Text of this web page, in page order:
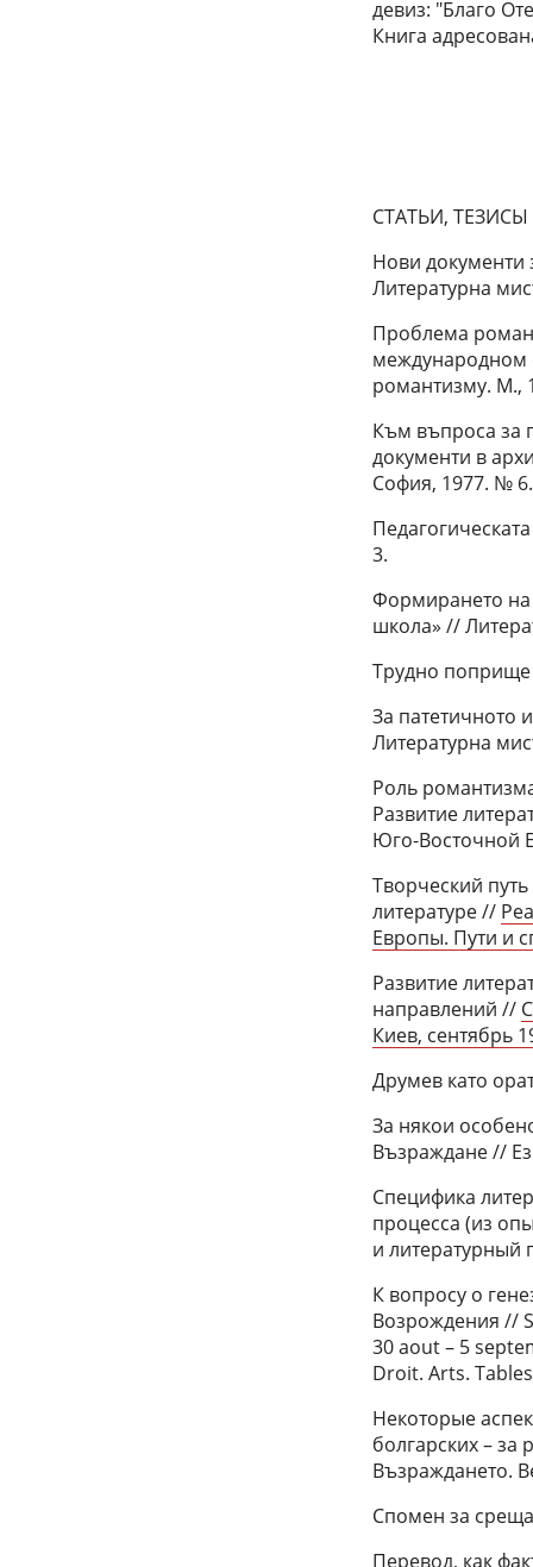
девиз: "Благо
Книга
СТАТЬИ, ТЕЗИСЫ
Нови документи
Литературна
Проблема
международном
романтизму. М.,
Към въпроса за
документи в
София, 1977. № 6.
3.
Формирането на
школа» //
Трудно
За патетичното
Литературна
Роль
Развитие
Юго-Восточной
Творческий
литературе //
Европы. Пути и
Развитие
направлений //
Киев, сентябрь
Друмев като
За някои
Възраждане //
Специфика
процесса (из
и литературный
К вопросу о
Возрождения //
30 aout – 5
Droit. Arts.
Некоторые
болгарских –
Възраждането.
Спомен за
Перевод, как